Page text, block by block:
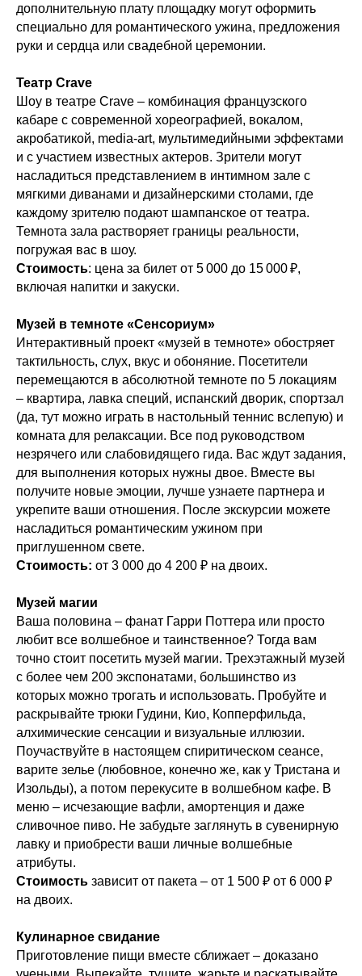
дополнительную плату площадку могут оформить
специально для романтического ужина, предложения
руки и сердца или свадебной церемонии.
Театр Crave
Шоу в театре Crave – комбинация французского
кабаре с современной хореографией, вокалом,
акробатикой, media‑art, мультимедийными эффектами
и с участием известных актеров. Зрители могут
насладиться представлением в интимном зале с
мягкими диванами и дизайнерскими столами, где
каждому зрителю подают шампанское от театра.
Темнота зала растворяет границы реальности,
погружая вас в шоу.
Стоимость: цена за билет от 5 000 до 15 000 ₽,
включая напитки и закуски.
Музей в темноте «Сенсориум»
Интерактивный проект «музей в темноте» обостряет
тактильность, слух, вкус и обоняние. Посетители
перемещаются в абсолютной темноте по 5 локациям
– квартира, лавка специй, испанский дворик, спортзал
(да, тут можно играть в настольный теннис вслепую) и
комната для релаксации. Все под руководством
незрячего или слабовидящего гида. Вас ждут задания,
для выполнения которых нужны двое. Вместе вы
получите новые эмоции, лучше узнаете партнера и
укрепите ваши отношения. После экскурсии можете
насладиться романтическим ужином при
приглушенном свете.
Стоимость: от 3 000 до 4 200 ₽ на двоих.
Музей магии
Ваша половина – фанат Гарри Поттера или просто
любит все волшебное и таинственное? Тогда вам
точно стоит посетить музей магии. Трехэтажный музей
с более чем 200 экспонатами, большинство из
которых можно трогать и использовать. Пробуйте и
раскрывайте трюки Гудини, Кио, Копперфильда,
алхимические сенсации и визуальные иллюзии.
Поучаствуйте в настоящем спиритическом сеансе,
варите зелье (любовное, конечно же, как у Тристана и
Изольды), а потом перекусите в волшебном кафе. В
меню – исчезающие вафли, амортенция и даже
сливочное пиво. Не забудьте заглянуть в сувенирную
лавку и приобрести ваши личные волшебные
атрибуты.
Стоимость зависит от пакета – от 1 500 ₽ от 6 000 ₽
на двоих.
Кулинарное свидание
Приготовление пищи вместе сближает – доказано